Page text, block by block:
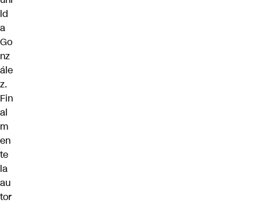
ld
a
Go
nz
ále
z.
Fin
al
m
en
te
la
au
tor